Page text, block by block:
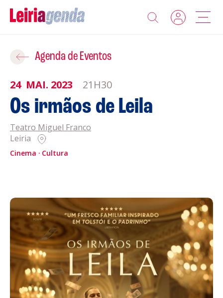
Agenda
Sobre a Leiriagenda
Promotores
Clubes Desportivos
Política de Privacidade
Política de Cookies
Acompanhe a Leiria Agenda
CULTURA
Agenda de Eventos
24 MAI. 2023 21H30
Os irmãos de Leila
Teatro Miguel Franco
Leiria
Cinema Cultura
Adicionar ao Roteiro
ROTEIROS EXISTENTES
CRIAR NOVO